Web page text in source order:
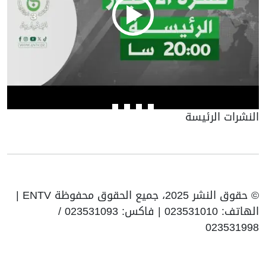
النشرات الرئيسة
© حقوق النشر 2025، جميع الحقوق محفوظة ENTV |
الهاتف: 023531010 | فاكس: 023531093 /
023531998